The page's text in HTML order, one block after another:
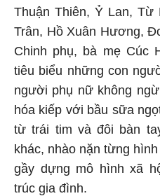
Thuận Thiên, Ỷ Lan, Từ
Trân, Hồ Xuân Hương,
Chinh phụ, bà mẹ Cúc
tiêu biểu những con
người phụ nữ không
hóa kiếp với bầu sữa
từ trái tim và đôi bàn
khác, nhào nặn từng
gầy dựng mô hình xã
trúc gia đình.